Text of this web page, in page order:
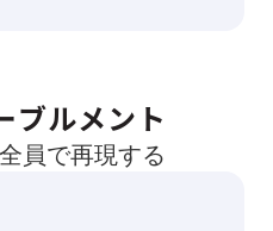
ブルメント
員で再現する